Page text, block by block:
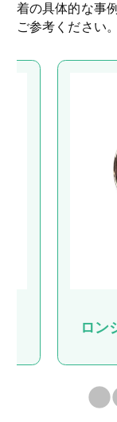
着の具体的な事
ご参考ください。
ロン